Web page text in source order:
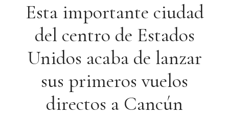
Esta importante ciudad
del centro de Estados
Unidos acaba de lanzar
sus primeros vuelos
directos a Cancún